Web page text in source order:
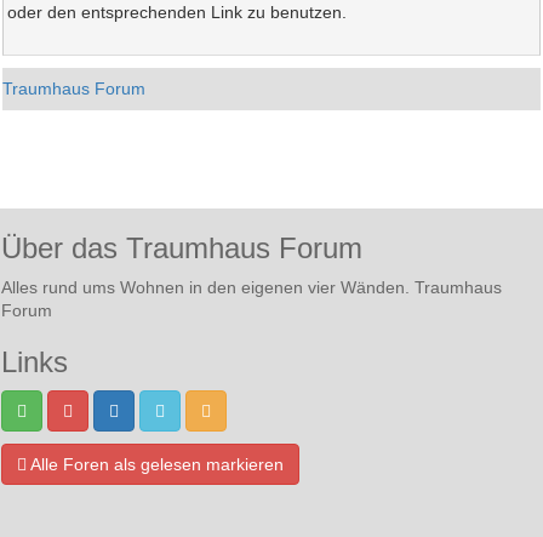
oder den entsprechenden Link zu benutzen.
Traumhaus Forum
Über das Traumhaus Forum
Alles rund ums Wohnen in den eigenen vier Wänden. Traumhaus
Forum
Links
Alle Foren als gelesen markieren